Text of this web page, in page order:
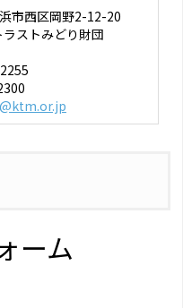
市西区岡野2-12-20
ラストみどり財団
ーム